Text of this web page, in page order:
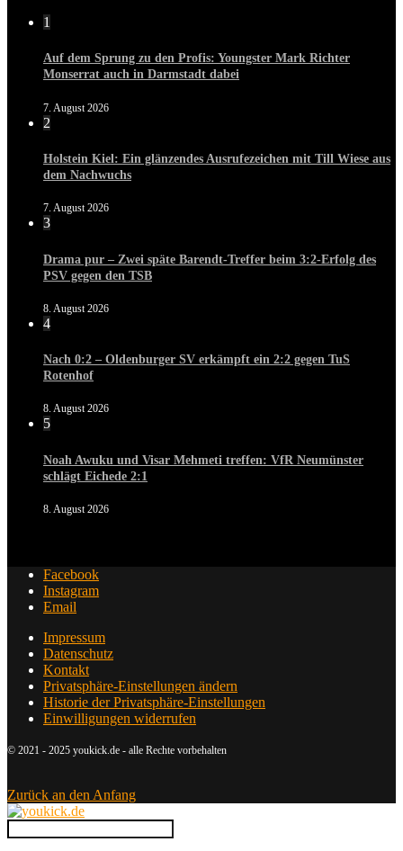
1
Auf dem Sprung zu den Profis: Youngster Mark Richter
Monserrat auch in Darmstadt dabei
7. August 2026
2
Holstein Kiel: Ein glänzendes Ausrufezeichen mit Till Wiese aus
dem Nachwuchs
7. August 2026
3
Drama pur – Zwei späte Barendt-Treffer beim 3:2-Erfolg des
PSV gegen den TSB
8. August 2026
4
Nach 0:2 – Oldenburger SV erkämpft ein 2:2 gegen TuS
Rotenhof
8. August 2026
5
Noah Awuku und Visar Mehmeti treffen: VfR Neumünster
schlägt Eichede 2:1
8. August 2026
Facebook
Instagram
Email
Impressum
Datenschutz
Kontakt
Privatsphäre-Einstellungen ändern
Historie der Privatsphäre-Einstellungen
Einwilligungen widerrufen
© 2021 - 2025 youkick.de - alle Rechte vorbehalten
Zurück an den Anfang